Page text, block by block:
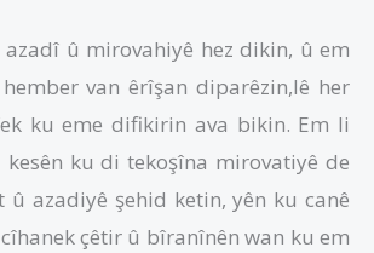
azadî û mirovahiyê hez dikin, û em
van êrîşan diparêzin,lê her
ku eme difikirin ava bikin. Em li
kesên ku di tekoşîna mirovatiyê de
û azadiyê şehid ketin, yên ku canê
çêtir û bîranînên wan ku em